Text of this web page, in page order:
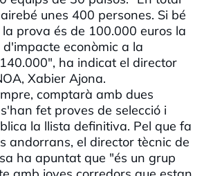
unes 400 persones. Si bé
prova és de 100.000 euros la
econòmic a la
ha indicat el director
Xabier Ajona.
comptarà amb dues
fet proves de selecció i
la llista definitiva. Pel que fa
andorrans, el director tècnic de
ha apuntat que "és un grup